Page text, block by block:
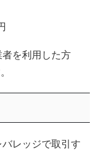
を利用した方
レッジで取引す